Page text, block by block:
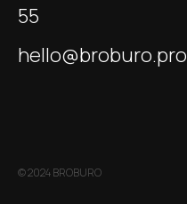
55
hello@broburo.pro
© 2024 BROBURO